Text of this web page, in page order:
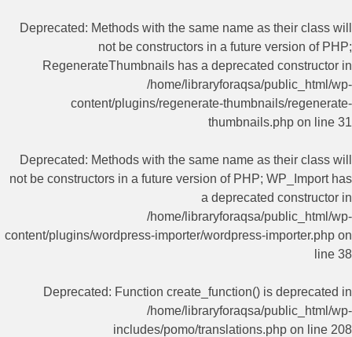
Deprecated: Methods with the same name as their class will
not be constructors in a future version of PHP;
RegenerateThumbnails has a deprecated constructor in
/home/libraryforaqsa/public_html/wp-
content/plugins/regenerate-thumbnails/regenerate-
thumbnails.php on line 31
Deprecated: Methods with the same name as their class will
not be constructors in a future version of PHP; WP_Import has
a deprecated constructor in
/home/libraryforaqsa/public_html/wp-
content/plugins/wordpress-importer/wordpress-importer.php on
line 38
Deprecated: Function create_function() is deprecated in
/home/libraryforaqsa/public_html/wp-
includes/pomo/translations.php on line 208